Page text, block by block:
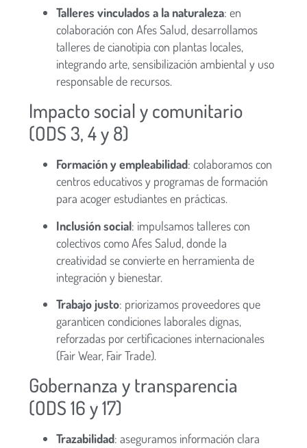
Talleres vinculados a la naturaleza: en
colaboración con Afes Salud, desarrollamos
talleres de cianotipia con plantas locales,
integrando arte, sensibilización ambiental y uso
responsable de recursos.
Impacto social y comunitario
(ODS 3, 4 y 8)
Formación y empleabilidad: colaboramos con
centros educativos y programas de formación
para acoger estudiantes en prácticas.
Inclusión social: impulsamos talleres con
colectivos como Afes Salud, donde la
creatividad se convierte en herramienta de
integración y bienestar.
Trabajo justo: priorizamos proveedores que
garanticen condiciones laborales dignas,
reforzadas por certificaciones internacionales
(Fair Wear, Fair Trade).
Gobernanza y transparencia
(ODS 16 y 17)
Trazabilidad: aseguramos información clara